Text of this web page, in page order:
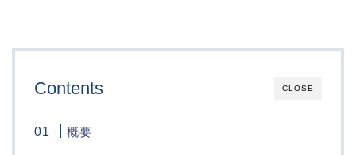
CLOSE
Contents
概要